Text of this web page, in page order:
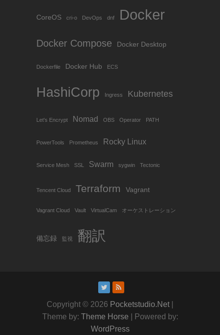
CoreOS cri-o DevOps dnf Docker
Docker Compose Docker Desktop
Dockerfile Docker Hub ECS
HashiCorp Ingress Kubernetes
Let's Encrypt Nomad OBS Operator PATH
PowerTools Prometheus Rocky Linux
Service Mesh SSL Swarm sygwin Tectonic
Tencent Cloud Terraform Vagrant
Vagrant Cloud Vault VirtualCam オーケストレーション
備忘録 監視 翻訳
Copyright © 2026 Pocketstudio.Net|
Theme by: Theme Horse | Powered by:
WordPress